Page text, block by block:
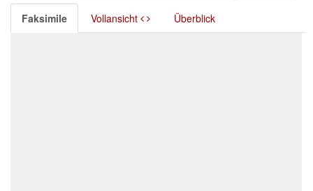
Faksimile Vollansicht Überblick